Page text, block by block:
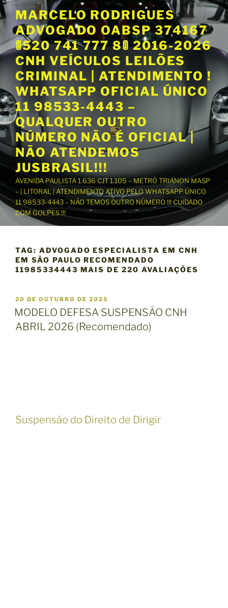
P
u
a
r
r
a
o
c
o
n
t
ú
d
MARCELO RODRIGUES
ADVOGADO OABSP 374167
🚦520 741 777 8🚦 2016-2026
CNH VEÍCULOS LEILÕES
CRIMINAL | ATENDIMENTO !
WHATSAPP OFICIAL ÚNICO
11 98533-4443 –
QUALQUER OUTRO
NÚMERO NÃO É OFICIAL |
NÃO ATENDEMOS
JUSBRASIL!!!
AVENIDA PAULISTA 1.636 CJT 1.105 – METRÔ TRIANON MASP
– | LITORAL | ATENDIMENTO ATIVO PELO WHATSAPP ÚNICO
11 98533-4443 – NÃO TEMOS OUTRO NÚMERO !!! CUIDADO
COM GOLPES !!!
TAG: ADVOGADO ESPECIALISTA EM CNH
EM SÃO PAULO RECOMENDADO
11985334443 MAIS DE 220 AVALIAÇÕES
P
U
B
L
20 DE OUTUBRO DE 2025
MODELO DEFESA SUSPENSÃO CNH
ABRIL 2026 (Recomendado)
Suspensão do Direito de Dirigir